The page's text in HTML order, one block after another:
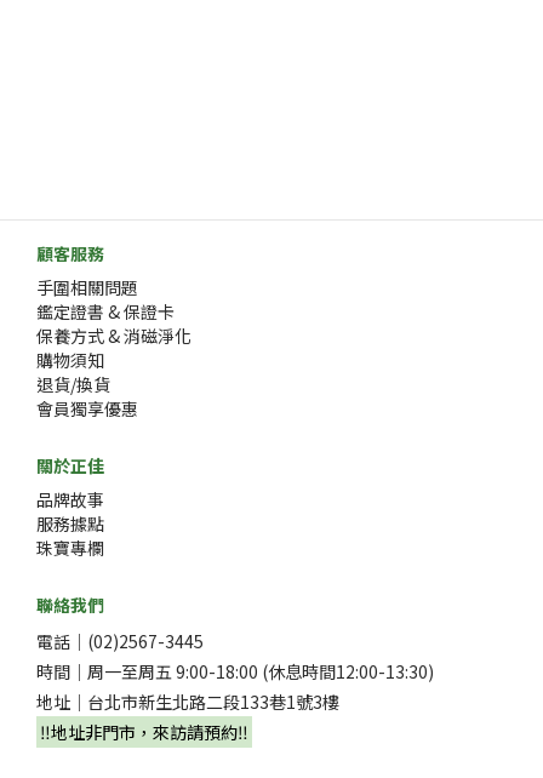
顧客服務
手圍相關問題
鑑定證書 & 保證卡
保養方式 & 消磁淨化
購物須知
退貨/換貨
會員獨享優惠
關於正佳
品牌故事
服務據點
珠寶專欄
聯絡我們
電話｜(02)2567-3445
時間｜周一至周五 9:00-18:00 (休息時間12:00-13:30)
地址｜台北市新生北路二段133巷1號3樓
‼️地址非門市，來訪請預約‼️